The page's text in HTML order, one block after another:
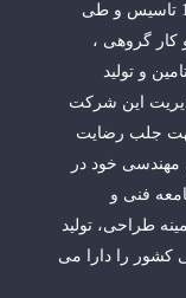
پروژه های ساختمانی و صنعتی در سال 1391 تاسیس و طی
کار گروهی ،
و تولید
این شرکت
جلب رضایت
مهندسی خود در
فنی و
طراحی، تولید
کشور را دارا می